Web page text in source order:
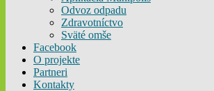
Odvoz odpadu
Zdravotníctvo
Sväté omše
Facebook
O projekte
Partneri
Kontakty